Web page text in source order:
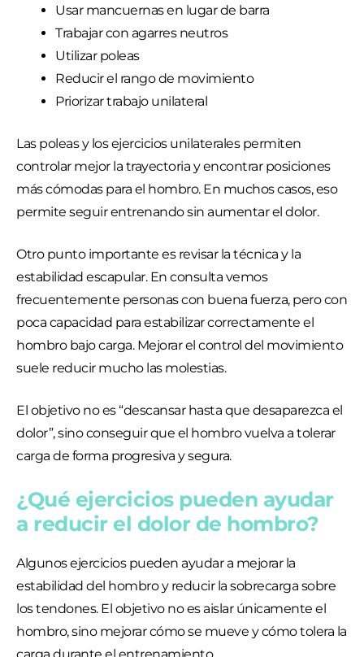
Usar mancuernas en lugar de barra
Trabajar con agarres neutros
Utilizar poleas
Reducir el rango de movimiento
Priorizar trabajo unilateral
Las poleas y los ejercicios unilaterales permiten
controlar mejor la trayectoria y encontrar posiciones
más cómodas para el hombro. En muchos casos, eso
permite seguir entrenando sin aumentar el dolor.
Otro punto importante es revisar la técnica y la
estabilidad escapular. En consulta vemos
frecuentemente personas con buena fuerza, pero con
poca capacidad para estabilizar correctamente el
hombro bajo carga. Mejorar el control del movimiento
suele reducir mucho las molestias.
El objetivo no es “descansar hasta que desaparezca el
dolor”, sino conseguir que el hombro vuelva a tolerar
carga de forma progresiva y segura.
¿Qué ejercicios pueden ayudar
a reducir el dolor de hombro?
Algunos ejercicios pueden ayudar a mejorar la
estabilidad del hombro y reducir la sobrecarga sobre
los tendones. El objetivo no es aislar únicamente el
hombro, sino mejorar cómo se mueve y cómo tolera la